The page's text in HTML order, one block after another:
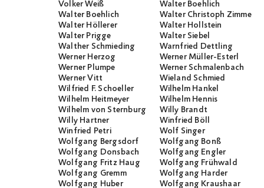
Volker Weiß
Walter Boehlich
Walter Boehlich
Walter Christoph Zimmerli
Walter Höllerer
Walter Hollstein
Walter Prigge
Walter Siebel
Walther Schmieding
Warnfried Dettling
Werner Herzog
Werner Müller-Esterl
Werner Plumpe
Werner Schmalenbach
Werner Vitt
Wieland Schmied
Wilfried F. Schoeller
Wilhelm Hankel
Wilhelm Heitmeyer
Wilhelm Hennis
Wilhelm von Sternburg
Willy Brandt
Willy Hartner
Winfried Böll
Winfried Petri
Wolf Singer
Wolfgang Bergsdorf
Wolfgang Bonß
Wolfgang Donsbach
Wolfgang Engler
Wolfgang Fritz Haug
Wolfgang Frühwald
Wolfgang Gremm
Wolfgang Harder
Wolfgang Huber
Wolfgang Kraushaar